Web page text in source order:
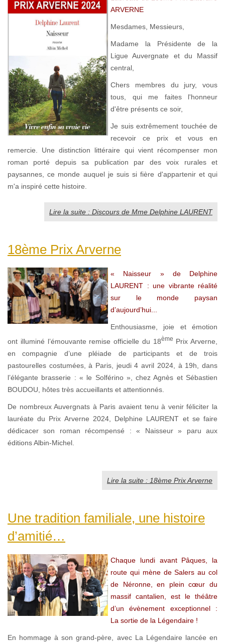
ARVERNE
Mesdames, Messieurs,
Madame la Présidente de la
Ligue Auvergnate et du Massif
central,
Chers membres du jury, vous
tous, qui me faites l'honneur
d'être présents ce soir,
Je suis extrêmement touchée de
recevoir ce prix et vous en
remercie. Une distinction littéraire qui vient récompenser mon
roman porté depuis sa publication par des voix rurales et
paysannes, ce monde auquel je suis si fière d'appartenir et qui
m'a inspiré cette histoire.
Lire la suite : Discours de Mme Delphine LAURENT
18ème Prix Arverne
« Naisseur » de Delphine
LAURENT : une vibrante réalité
sur le monde paysan
d’aujourd’hui...
Enthousiasme, joie et émotion
ont illuminé l’émouvante remise officielle du 18ème Prix Arverne,
en compagnie d’une pléiade de participants et de trois
pastourelles costumées, à Paris, jeudi 4 avril 2024, à 19h, dans
l’élégante brasserie : « le Solférino », chez Agnès et Sébastien
BOUDOU, hôtes très accueillants et attentionnés.
De nombreux Auvergnats à Paris avaient tenu à venir féliciter la
lauréate du Prix Arverne 2024, Delphine LAURENT et se faire
dédicacer son roman récompensé : « Naisseur » paru aux
éditions Albin-Michel.
Lire la suite : 18ème Prix Arverne
Une tradition familiale, une histoire
d’amitié…
Chaque lundi avant Pâques, la
route qui mène de Salers au col
de Néronne, en plein cœur du
massif cantalien, est le théâtre
d’un évènement exceptionnel :
La sortie de la Légendaire !
En hommage à son grand-père, avec La Légendaire lancée en